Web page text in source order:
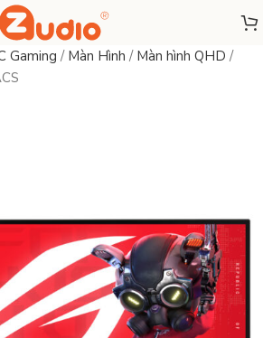
Gaming / Màn Hình / Màn hình QHD /